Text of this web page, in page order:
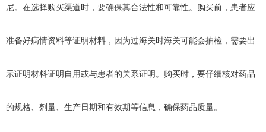
尼。在选择购买渠道时，要确保其合法性和可靠性。购买前，患者应
准备好病情资料等证明材料，因为过海关时海关可能会抽检，需要出
示证明材料证明自用或与患者的关系证明。购买时，要仔细核对药品
的规格、剂量、生产日期和有效期等信息，确保药品质量。